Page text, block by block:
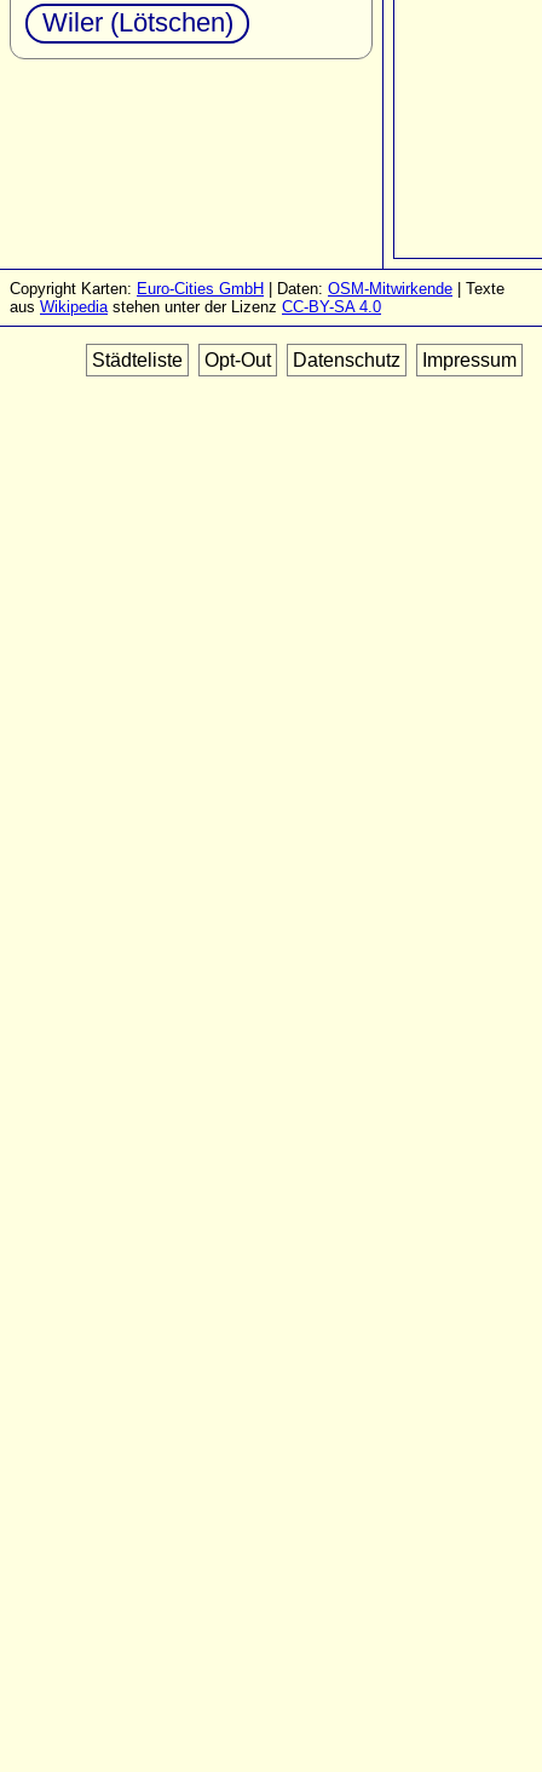
Wiler (Lötschen)
Copyright Karten: Euro-Cities GmbH | Daten: OSM-Mitwirkende | Texte
aus Wikipediastehen unter der Lizenz CC-BY-SA 4.0
Städteliste Opt-Out Datenschutz Impressum